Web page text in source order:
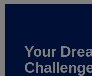
Your